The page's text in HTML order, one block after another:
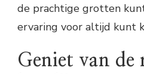
de prachtige grotten
ervaring voor altijd kunt
Geniet van de